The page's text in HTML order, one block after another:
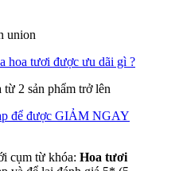
union
hoa tươi được ưu dãi gì ?
2 sản phẩm trở lên
để được GIẢM NGAY
cụm từ khóa: Hoa tươi